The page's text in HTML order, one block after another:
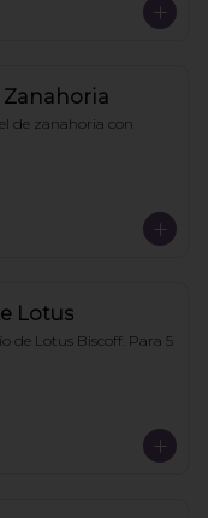
Zanahoria
de zanahoria con
Lotus
de Lotus Biscoff. Para 5